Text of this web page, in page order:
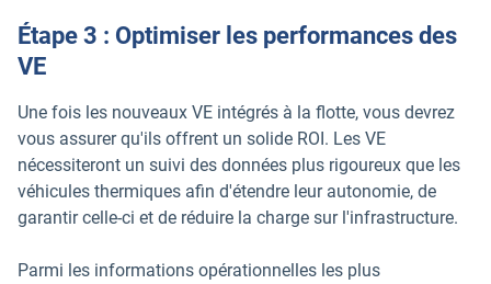
Étape 3 : Optimiser les performances des
VE
Une fois les nouveaux VE intégrés à la flotte, vous devrez
vous assurer qu'ils offrent un solide ROI. Les VE
nécessiteront un suivi des données plus rigoureux que les
véhicules thermiques afin d'étendre leur autonomie, de
garantir celle-ci et de réduire la charge sur l'infrastructure.
Parmi les informations opérationnelles les plus